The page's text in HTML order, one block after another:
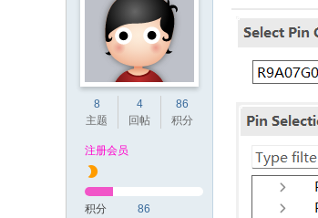
8
主题
4
回帖
86
积分
注册会员
积分 86